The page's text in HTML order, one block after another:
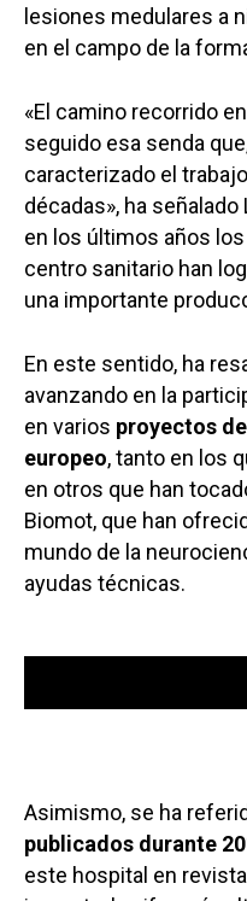
lesiones medulares a
en el campo de la
«El camino recorrido
seguido esa senda
caracterizado el
décadas», ha
en los últimos años
centro sanitario han
una importante
En este sentido, ha
avanzando en la
en varios proyectos
europeo, tanto en los
en otros que han
Biomot, que han
mundo de la
ayudas técnicas.
audio
Asimismo, se ha
publicados durante
este hospital en